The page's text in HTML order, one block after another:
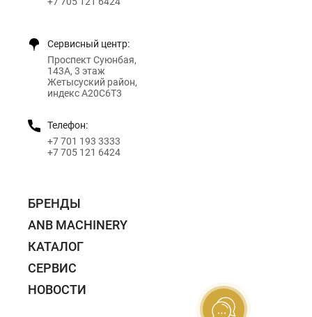
Сервисный центр:
Проспект Суюнбая,
143А, 3 этаж
Жетысуский район,
индекс A20C6T3
Телефон:
+7 701 193 3333
+7 705 121 6424
БРЕНДЫ
ANB MACHINERY
КАТАЛОГ
СЕРВИС
НОВОСТИ